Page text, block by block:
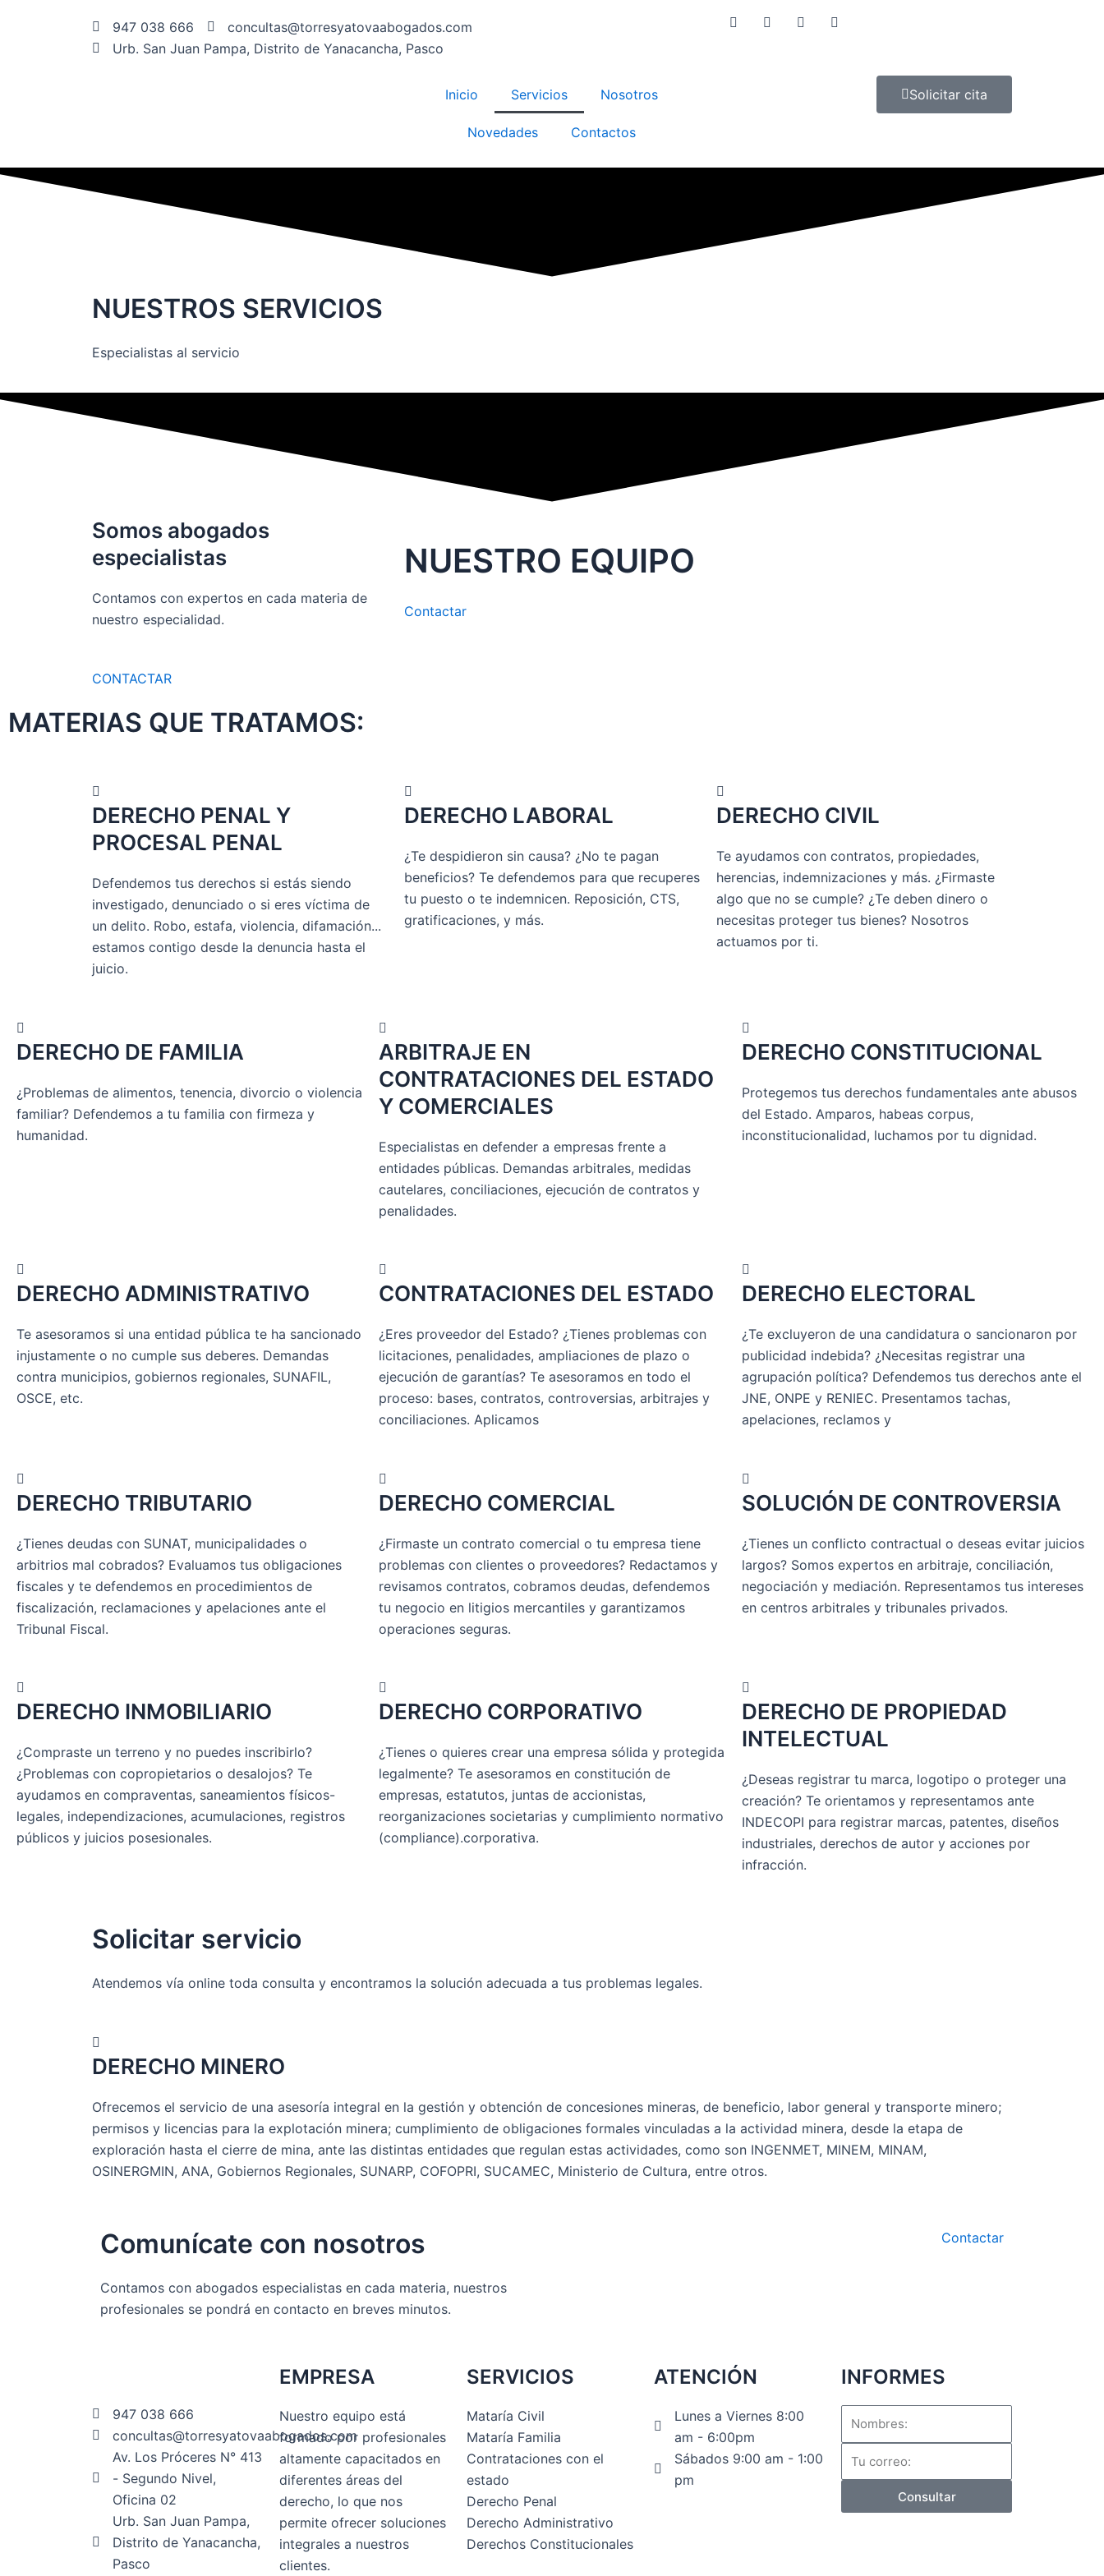
947 038 666
concultas@torresyatovaabogados.com
Urb. San Juan Pampa, Distrito de Yanacancha, Pasco
Inicio Servicios Nosotros
Novedades Contactos
Solicitar cita
NUESTROS SERVICIOS
Especialistas al servicio
Somos abogados
especialistas
Contamos con expertos en cada materia de
nuestro especialidad.
CONTACTAR
NUESTRO EQUIPO
Contactar
MATERIAS QUE TRATAMOS:
DERECHO PENAL Y
PROCESAL PENAL
Defendemos tus derechos si estás siendo
investigado, denunciado o si eres víctima de
un delito. Robo, estafa, violencia, difamación...
estamos contigo desde la denuncia hasta el
juicio.
DERECHO LABORAL
¿Te despidieron sin causa? ¿No te pagan
beneficios? Te defendemos para que recuperes
tu puesto o te indemnicen. Reposición, CTS,
gratificaciones, y más.
DERECHO CIVIL
Te ayudamos con contratos, propiedades,
herencias, indemnizaciones y más. ¿Firmaste
algo que no se cumple? ¿Te deben dinero o
necesitas proteger tus bienes? Nosotros
actuamos por ti.
DERECHO DE FAMILIA
¿Problemas de alimentos, tenencia, divorcio o violencia
familiar? Defendemos a tu familia con firmeza y
humanidad.
ARBITRAJE EN
CONTRATACIONES DEL ESTADO
Y COMERCIALES
Especialistas en defender a empresas frente a
entidades públicas. Demandas arbitrales, medidas
cautelares, conciliaciones, ejecución de contratos y
penalidades.
DERECHO CONSTITUCIONAL
Protegemos tus derechos fundamentales ante abusos
del Estado. Amparos, habeas corpus,
inconstitucionalidad, luchamos por tu dignidad.
DERECHO ADMINISTRATIVO
Te asesoramos si una entidad pública te ha sancionado
injustamente o no cumple sus deberes. Demandas
contra municipios, gobiernos regionales, SUNAFIL,
OSCE, etc.
CONTRATACIONES DEL ESTADO
¿Eres proveedor del Estado? ¿Tienes problemas con
licitaciones, penalidades, ampliaciones de plazo o
ejecución de garantías? Te asesoramos en todo el
proceso: bases, contratos, controversias, arbitrajes y
conciliaciones. Aplicamos
DERECHO ELECTORAL
¿Te excluyeron de una candidatura o sancionaron por
publicidad indebida? ¿Necesitas registrar una
agrupación política? Defendemos tus derechos ante el
JNE, ONPE y RENIEC. Presentamos tachas,
apelaciones, reclamos y
DERECHO TRIBUTARIO
¿Tienes deudas con SUNAT, municipalidades o
arbitrios mal cobrados? Evaluamos tus obligaciones
fiscales y te defendemos en procedimientos de
fiscalización, reclamaciones y apelaciones ante el
Tribunal Fiscal.
DERECHO COMERCIAL
¿Firmaste un contrato comercial o tu empresa tiene
problemas con clientes o proveedores? Redactamos y
revisamos contratos, cobramos deudas, defendemos
tu negocio en litigios mercantiles y garantizamos
operaciones seguras.
SOLUCIÓN DE CONTROVERSIA
¿Tienes un conflicto contractual o deseas evitar juicios
largos? Somos expertos en arbitraje, conciliación,
negociación y mediación. Representamos tus intereses
en centros arbitrales y tribunales privados.
DERECHO INMOBILIARIO
¿Compraste un terreno y no puedes inscribirlo?
¿Problemas con copropietarios o desalojos? Te
ayudamos en compraventas, saneamientos físicos-
legales, independizaciones, acumulaciones, registros
públicos y juicios posesionales.
DERECHO CORPORATIVO
¿Tienes o quieres crear una empresa sólida y protegida
legalmente? Te asesoramos en constitución de
empresas, estatutos, juntas de accionistas,
reorganizaciones societarias y cumplimiento normativo
(compliance).corporativa.
DERECHO DE PROPIEDAD
INTELECTUAL
¿Deseas registrar tu marca, logotipo o proteger una
creación? Te orientamos y representamos ante
INDECOPI para registrar marcas, patentes, diseños
industriales, derechos de autor y acciones por
infracción.
Solicitar servicio
Atendemos vía online toda consulta y encontramos la solución adecuada a tus problemas legales.
DERECHO MINERO
Ofrecemos el servicio de una asesoría integral en la gestión y obtención de concesiones mineras, de beneficio, labor general y transporte minero;
permisos y licencias para la explotación minera; cumplimiento de obligaciones formales vinculadas a la actividad minera, desde la etapa de
exploración hasta el cierre de mina, ante las distintas entidades que regulan estas actividades, como son INGENMET, MINEM, MINAM,
OSINERGMIN, ANA, Gobiernos Regionales, SUNARP, COFOPRI, SUCAMEC, Ministerio de Cultura, entre otros.
Comunícate con nosotros
Contamos con abogados especialistas en cada materia, nuestros
profesionales se pondrá en contacto en breves minutos.
Contactar
947 038 666
concultas@torresyatovaabogados.com
Av. Los Próceres N° 413
- Segundo Nivel,
Oficina 02
Urb. San Juan Pampa,
Distrito de Yanacancha,
Pasco
EMPRESA
Nuestro equipo está
formado por profesionales
altamente capacitados en
diferentes áreas del
derecho, lo que nos
permite ofrecer soluciones
integrales a nuestros
clientes.
SERVICIOS
Mataría Civil
Mataría Familia
Contrataciones con el
estado
Derecho Penal
Derecho Administrativo
Derechos Constitucionales
ATENCIÓN
Lunes a Viernes 8:00
am - 6:00pm
Sábados 9:00 am - 1:00
pm
INFORMES
Nombres:
Consultar